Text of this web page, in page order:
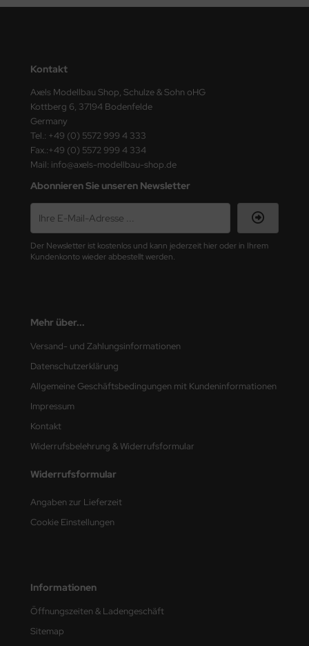
Kontakt
Axels Modellbau Shop, Schulze & Sohn oHG
Kottberg 6, 37194 Bodenfelde
Germany
Tel.: +49 (0) 5572 999 4 333
Fax.:+49 (0) 5572 999 4 334
Mail: info@axels-modellbau-shop.de
Abonnieren Sie unseren Newsletter
Der Newsletter ist kostenlos und kann jederzeit hier oder in Ihrem
Kundenkonto wieder abbestellt werden.
Mehr über...
Versand- und Zahlungsinformationen
Datenschutzerklärung
Allgemeine Geschäftsbedingungen mit Kundeninformationen
Impressum
Kontakt
Widerrufsbelehrung & Widerrufsformular
Widerrufsformular
Angaben zur Lieferzeit
Cookie Einstellungen
Informationen
Öffnungszeiten & Ladengeschäft
Sitemap
Tools
Model
Hobby
Beemax
Hobby
Hobbies
Nunu